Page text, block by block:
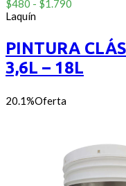
0
out
of
$480 - $1.790
desde
$480
hasta
$1.790
Laquín
PINTURA
3,6L – 18L
20.1%Oferta